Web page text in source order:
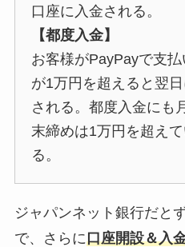
口座に入金される。
【都度入金】
お客様がPayPayで支
が1万円を超えると翌
される。都度入金にも
末締めは1万円を超え
る。
ジャパンネット銀行だと
で、さらに口座開設＆入